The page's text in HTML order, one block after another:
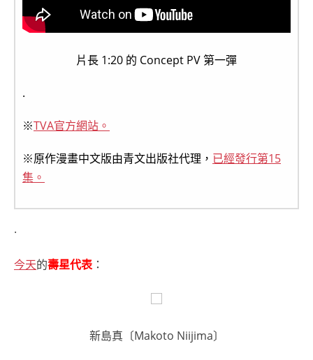
片長 1:20 的 Concept PV 第一彈
.
※TVA官方網站。
※原作漫畫中文版由青文出版社代理， 已經發行第15
集。
.
今天的壽星代表：
新島真〔Makoto Niijima〕